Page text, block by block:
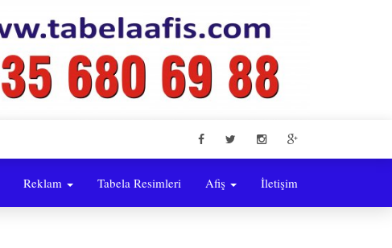
Reklam Tabela Resimleri Afiş İletişim